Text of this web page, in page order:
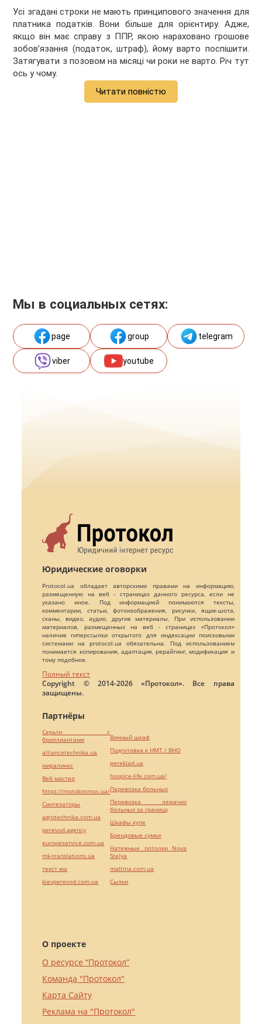
Усі згадані строки не мають принципового значення для
платника податків. Вони більше для орієнтиру. Адже,
якщо він має справу з ППР, якою нараховано грошове
зобов’язання (податок, штраф), йому варто поспішити.
Затягувати з позовом на місяці чи роки не варто. Річ тут
ось у чому.
Читати повністю
Мы в социальных сетях:
page group telegram
viber youtube
Юридические оговорки
Protocol.ua обладает авторскими правами на информацию,
размещенную на веб - страницах данного ресурса, если не
указано иное. Под информацией понимаются тексты,
комментарии, статьи, фотоизображения, рисунки, ящик-шота,
сканы, видео, аудио, другие материалы. При использовании
материалов, размещенных на веб - страницах «Протокол»
наличие гиперссылки открытого для индексации поисковыми
системами на protocol.ua обязательна. Под использованием
понимается копирования, адаптация, рерайтинг, модификация и
тому подобное.
Полный текст
Copyright © 2014-2026 «Протокол». Все права
защищены.
О проекте
О ресурсе “Протокол”
Команда "Протокол"
Карта Сайту
Реклама на "Протокол"
Партнёры
Серьги с
бриллиантами
alliancetechnika.ua
миралинкс
Веб мастер
https://motokosmos.ua/
Синтезаторы
agrotechnika.com.ua
perevod.agency
europeservice.com.ua
mk-translations.ua
текст юа
kievperevod.com.ua
Винный шкаф
Подготовка к НМТ / ВНО
pereklad.ua
hospice-life.com.ua/
Перевозка больных
Перевозка лежачих
больных за границу
Шкафы купе
Брендовые сумки
Натяжные потолки Nova
Stelya
maltina.com.ua
Cылки